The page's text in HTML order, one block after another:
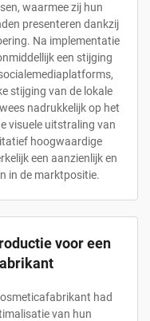
waarmee zij hun
presenteren dankzij
Na implementatie
een stijging
stijging van de lokale
nadrukkelijk op het
visuele uitstraling van
hoogwaardige
een aanzienlijk en
in de marktpositie.
voor een
had
van hun